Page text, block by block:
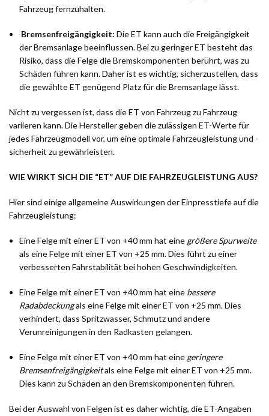
Fahrzeug fernzuhalten.
Bremsenfreigängigkeit: Die ET kann auch die Freigängigkeit
der Bremsanlage beeinflussen. Bei zu geringer ET besteht das
Risiko, dass die Felge die Bremskomponenten berührt, was zu
Schäden führen kann. Daher ist es wichtig, sicherzustellen, dass
die gewählte ET genügend Platz für die Bremsanlage lässt.
Nicht zu vergessen ist, dass die ET von Fahrzeug zu Fahrzeug
variieren kann. Die Hersteller geben die zulässigen ET-Werte für
jedes Fahrzeugmodell vor, um eine optimale Fahrzeugleistung und -
sicherheit zu gewährleisten.
WIE WIRKT SICH DIE “ET” AUF DIE FAHRZEUGLEISTUNG AUS?
Hier sind einige allgemeine Auswirkungen der Einpresstiefe auf die
Fahrzeugleistung:
Eine Felge mit einer ET von +40 mm hat eine größere Spurweite
als eine Felge mit einer ET von +25 mm. Dies führt zu einer
verbesserten Fahrstabilität bei hohen Geschwindigkeiten.
Eine Felge mit einer ET von +40 mm hat eine bessere
Radabdeckungals eine Felge mit einer ET von +25 mm. Dies
verhindert, dass Spritzwasser, Schmutz und andere
Verunreinigungen in den Radkasten gelangen.
Eine Felge mit einer ET von +40 mm hat eine geringere
Bremsenfreigängigkeitals eine Felge mit einer ET von +25 mm.
Dies kann zu Schäden an den Bremskomponenten führen.
Bei der Auswahl von Felgen ist es daher wichtig, die ET-Angaben